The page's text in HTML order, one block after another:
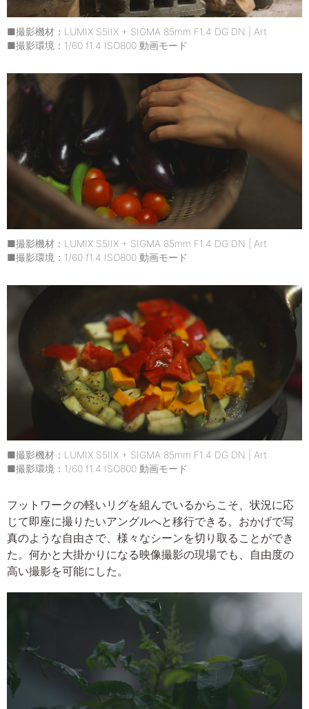
■撮影機材：LUMIX S5IIX + SIGMA 85mm F1.4 DG DN | Art
■撮影環境：1/60 f1.4 ISO800 動画モード
■撮影機材：LUMIX S5IIX + SIGMA 85mm F1.4 DG DN | Art
■撮影環境：1/60 f1.4 ISO800 動画モード
■撮影機材：LUMIX S5IIX + SIGMA 85mm F1.4 DG DN | Art
■撮影環境：1/60 f1.4 ISO800 動画モード
フットワークの軽いリグを組んでいるからこそ、状況に応
じて即座に撮りたいアングルへと移行できる。おかげで写
真のような自由さで、様々なシーンを切り取ることができ
た。何かと大掛かりになる映像撮影の現場でも、自由度の
高い撮影を可能にした。